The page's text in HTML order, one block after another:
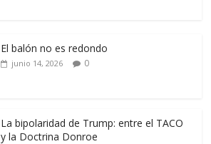
El balón no es redondo
junio 14, 2026 0
La bipolaridad de Trump: entre el TACO
y la Doctrina Donroe